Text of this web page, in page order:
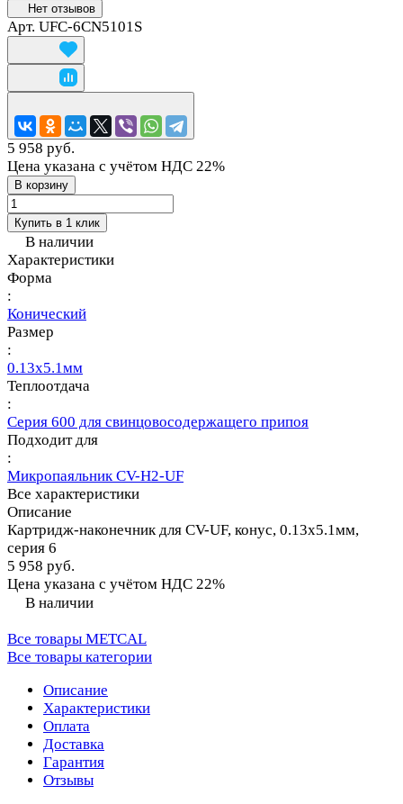
Нет отзывов
Арт. UFC-6CN5101S
5 958 руб.
Цена указана с учётом НДС 22%
В корзину
Купить в 1 клик
В наличии
Характеристики
Форма
:
Конический
Размер
:
0.13х5.1мм
Теплоотдача
:
Серия 600 для свинцовосодержащего припоя
Подходит для
:
Микропаяльник CV-H2-UF
Все характеристики
Описание
Картридж-наконечник для CV-UF, конус, 0.13х5.1мм,
серия 6
5 958 руб.
Цена указана с учётом НДС 22%
В наличии
Все товары METCAL
Все товары категории
Описание
Характеристики
Оплата
Доставка
Гарантия
Отзывы